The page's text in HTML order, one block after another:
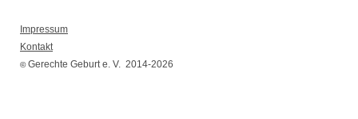
Impressum
Kontakt
©Gerechte Geburt e. V. 2014-2026